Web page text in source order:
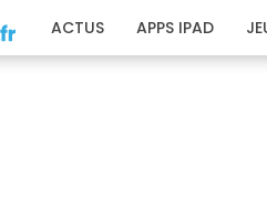
ACTUS APPS IPAD